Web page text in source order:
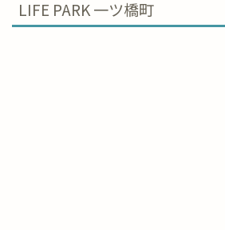
LIFE PARK 一ツ橋町